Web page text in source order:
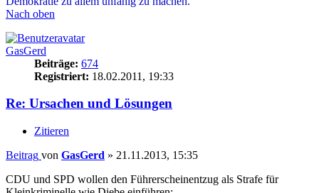
Wenn es allerdings um nicht gewalttätige Straftäter wie
z. B. Diebe geht, dann ist so eine Alternativstrafe
verfassungsrechtlich problematisch. Das BVerfG hat
schon einmal ein Gesetz abgeschossen, nach dem
organisierte Kriminelle alternativ oder auch zusätzlich
mit dem Entzug ihres Vermögens bestraft werden
sollten:
http://www.bundesverfassungsgericht.de/ ... 35-02.html
Danach erfordere der Art. 103 Abs. 2 GG (besonderes
Strafnorm als auch die Strafandrohung für jedermann
klar verständlich und die Folgen einer Straftat
einigermaßen sicher abschätzbar seien.